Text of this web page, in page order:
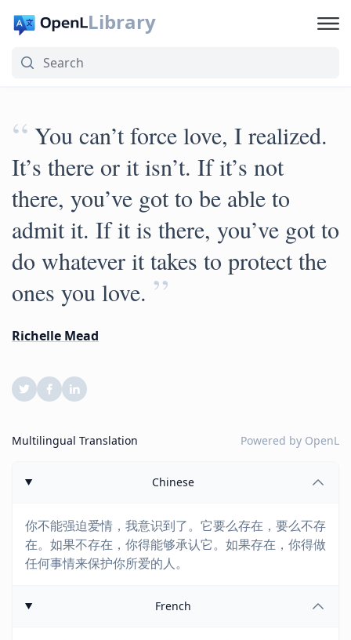
Library
“ You can’t force love, I realized.
It’s there or it isn’t. If it’s not
there, you’ve got to be able to
admit it. If it is there, you’ve got to
do whatever it takes to protect the
ones you love. ”
Richelle Mead
Multilingual Translation Powered by OpenL
Chinese
你不能强迫爱情，我意识到了。它要么存在，要么不存
在。如果不存在，你得能够承认它。如果存在，你得做
任何事情来保护你所爱的人。
French